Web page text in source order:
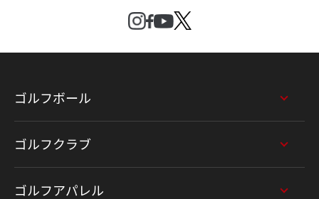
ゴルフボール
ゴルフクラブ
ゴルフアパレル